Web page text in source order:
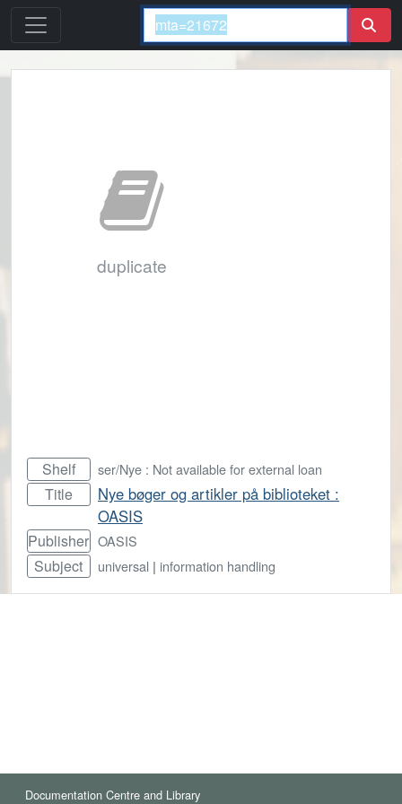
duplicate
Shelf ser/Nye : Not available for external loan
Title
Nye bøger og artikler på biblioteket :
OASIS
Publisher OASIS
Subject universal | information handling
Documentation Centre and Library